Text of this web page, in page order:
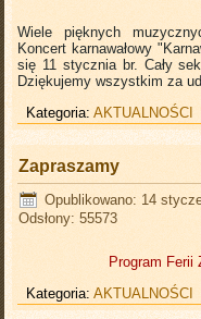
Wiele pięknych
Koncert karnawałowy
się 11 stycznia br. Cały
Dziękujemy wszystkim za
Kategoria:AKTUALNOŚCI
Zapraszamy
Opublikowano: 14
Odsłony: 55573
Program Ferii
Kategoria:AKTUALNOŚCI